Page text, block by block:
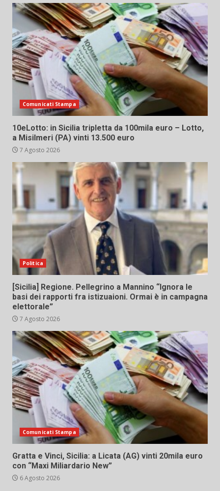
Comunicati Stampa
10eLotto: in Sicilia tripletta da 100mila euro – Lotto,
a Misilmeri (PA) vinti 13.500 euro
7 Agosto 2026
Politica
[Sicilia] Regione. Pellegrino a Mannino “Ignora le
basi dei rapporti fra istizuaioni. Ormai è in campagna
elettorale”
7 Agosto 2026
Comunicati Stampa
Gratta e Vinci, Sicilia: a Licata (AG) vinti 20mila euro
con “Maxi Miliardario New”
6 Agosto 2026